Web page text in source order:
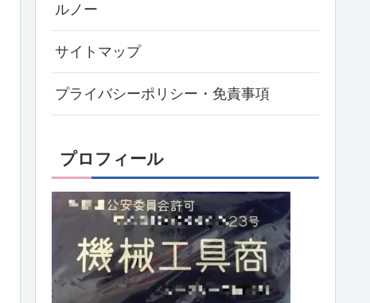
ルノー
サイトマップ
プライバシーポリシー・免責事項
プロフィール